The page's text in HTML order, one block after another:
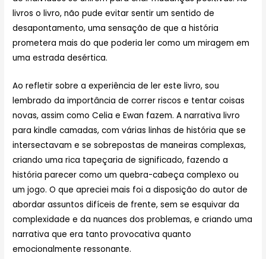
livros o livro, não pude evitar sentir um sentido de
desapontamento, uma sensação de que a história
prometera mais do que poderia ler como um miragem em
uma estrada desértica.
Ao refletir sobre a experiência de ler este livro, sou
lembrado da importância de correr riscos e tentar coisas
novas, assim como Celia e Ewan fazem. A narrativa livro
para kindle camadas, com várias linhas de história que se
intersectavam e se sobrepostas de maneiras complexas,
criando uma rica tapeçaria de significado, fazendo a
história parecer como um quebra-cabeça complexo ou
um jogo. O que apreciei mais foi a disposição do autor de
abordar assuntos difíceis de frente, sem se esquivar da
complexidade e da nuances dos problemas, e criando uma
narrativa que era tanto provocativa quanto
emocionalmente ressonante.